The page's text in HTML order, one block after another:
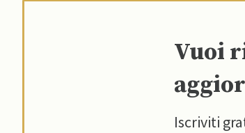
Vuoi
Iscriviti